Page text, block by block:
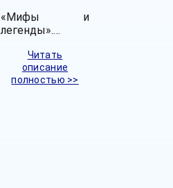
«Мифы и
легенды».…
Читать
описание
полностью >>